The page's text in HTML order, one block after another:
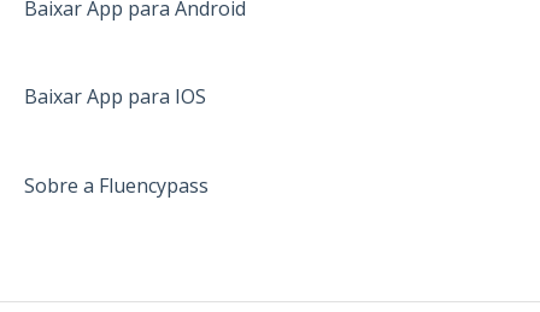
Baixar App para Android
Baixar App para IOS
Sobre a Fluencypass